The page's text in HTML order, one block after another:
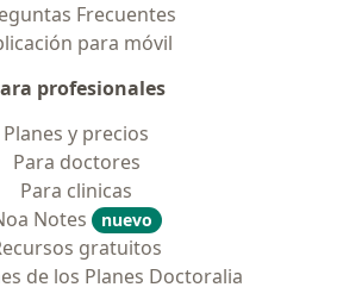
Frecuentes
para móvil
profesionales
Planes y precios
Para doctores
Para clinicas
Notes
nuevo
gratuitos
de los Planes Doctoralia